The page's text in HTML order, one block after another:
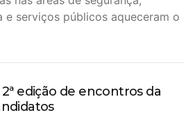
e serviços públicos aqueceram o
edição de encontros da